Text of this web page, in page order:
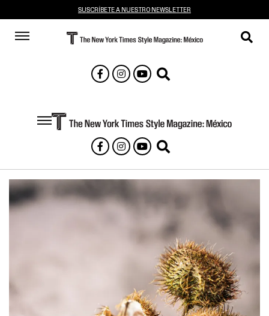
SUSCRÍBETE A NUESTRO NEWSLETTER